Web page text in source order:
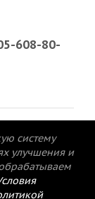
608-80-
систему
улучшения и